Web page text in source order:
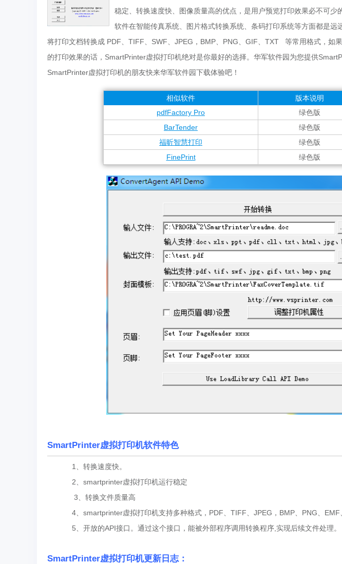
稳定、转换速度快、图像质量高的优点，是用户预览打印效果必不可少
软件在智能传真系统、图片格式转换系统、条码打印系统等方面都是远
将打印文档转换成 PDF、TIFF、SWF、JPEG，BMP、PNG、GIF、TXT 等常用格式，如
的打印效果的话，SmartPrinter虚拟打印机绝对是你最好的选择。华军软件园为您提供
SmartPrinter虚拟打印机的朋友快来华军软件园下载体验吧！
相似软件 版本说明
pdfFactory Pro
绿色版
BarTender
绿色版
福昕智慧打印
绿色版
FinePrint
绿色版
SmartPrinter虚拟打印机软件特色
1、转换速度快。
2、smartprinter虚拟打印机运行稳定
3、转换文件质量高
4、smartprinter虚拟打印机支持多种格式，PDF、TIFF、JPEG，BMP、PNG、EMF
5、开放的API接口。通过这个接口，能被外部程序调用转换程序,实现后续文件处理。
SmartPrinter虚拟打印机更新日志：